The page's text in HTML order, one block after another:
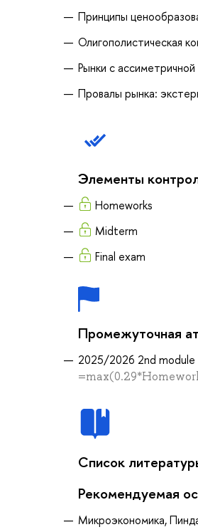
Принципы
Олигополистическая
Рынки с
Провалы рынка:
Элементы
Homeworks
Midterm
Final exam
Промежуточная
2025/2026 2nd module
Список
Рекомендуемая
Микроэкономика,